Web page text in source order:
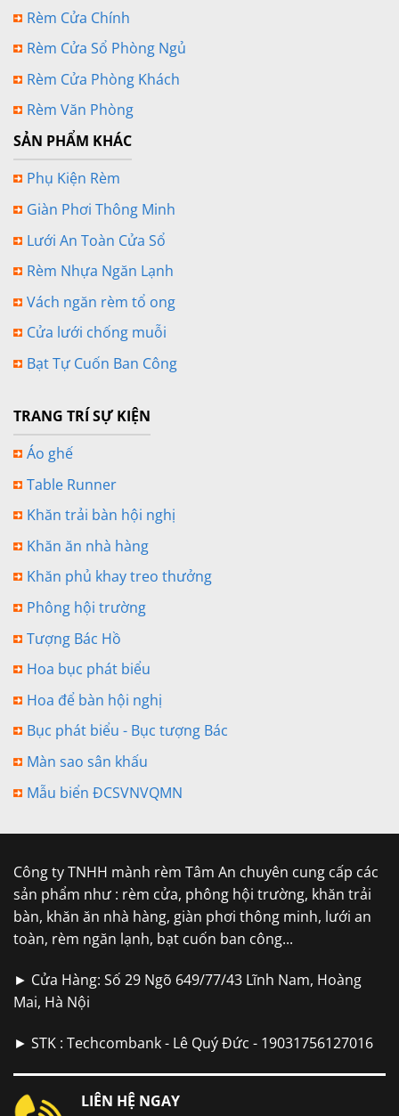
Rèm Cửa Chính
Rèm Cửa Sổ Phòng Ngủ
Rèm Cửa Phòng Khách
Rèm Văn Phòng
SẢN PHẨM KHÁC
Phụ Kiện Rèm
Giàn Phơi Thông Minh
Lưới An Toàn Cửa Sổ
Rèm Nhựa Ngăn Lạnh
Vách ngăn rèm tổ ong
Cửa lưới chống muỗi
Bạt Tự Cuốn Ban Công
TRANG TRÍ SỰ KIỆN
Áo ghế
Table Runner
Khăn trải bàn hội nghị
Khăn ăn nhà hàng
Khăn phủ khay treo thưởng
Phông hội trường
Tượng Bác Hồ
Hoa bục phát biểu
Hoa để bàn hội nghị
Bục phát biểu - Bục tượng Bác
Màn sao sân khấu
Mẫu biển ĐCSVNVQMN
Công ty TNHH mành rèm Tâm An chuyên cung cấp các
sản phẩm như : rèm cửa, phông hội trường, khăn trải
bàn, khăn ăn nhà hàng, giàn phơi thông minh, lưới an
toàn, rèm ngăn lạnh, bạt cuốn ban công...
► Cửa Hàng: Số 29 Ngõ 649/77/43 Lĩnh Nam, Hoàng
Mai, Hà Nội
► STK : Techcombank - Lê Quý Đức - 19031756127016
LIÊN HỆ NGAY